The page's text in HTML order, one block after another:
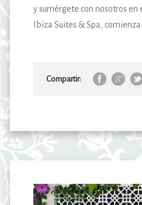
y sumérgete con nosotros en
Ibiza Suites & Spa,
Compartir: